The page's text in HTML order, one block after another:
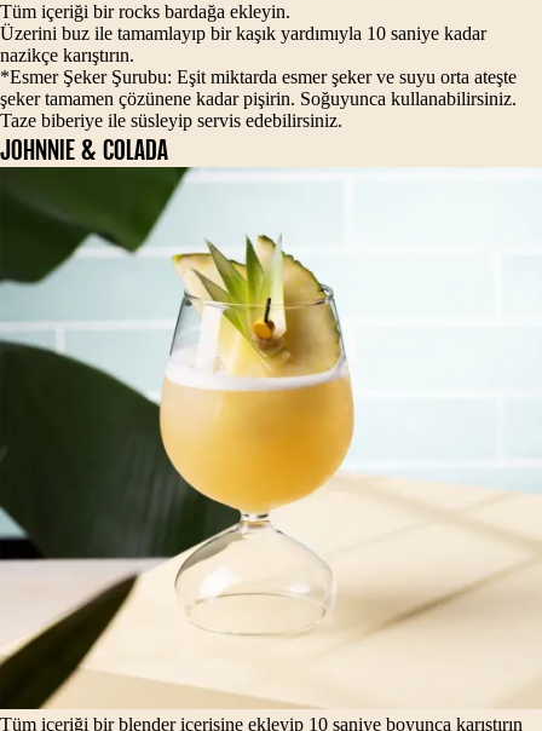
Tüm içeriği bir rocks bardağa ekleyin.
Üzerini buz ile tamamlayıp bir kaşık yardımıyla 10 saniye kadar
nazikçe karıştırın.
*Esmer Şeker Şurubu: Eşit miktarda esmer şeker ve suyu orta ateşte
şeker tamamen çözünene kadar pişirin. Soğuyunca kullanabilirsiniz.
Taze biberiye ile süsleyip servis edebilirsiniz.
JOHNNIE & COLADA
Tüm içeriği bir blender içerisine ekleyip 10 saniye boyunca karıştırın